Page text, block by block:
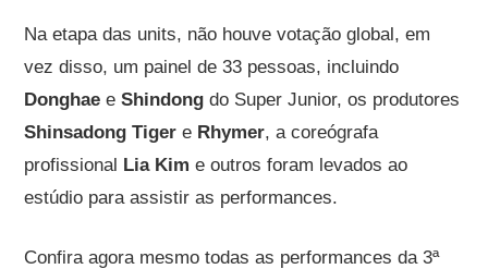
Na etapa das units, não houve votação global, em
vez disso, um painel de 33 pessoas, incluindo
Donghae eShindong do Super Junior, os produtores
Shinsadong Tiger e Rhymer, a coreógrafa
profissional Lia Kim e outros foram levados ao
estúdio para assistir as performances.
Confira agora mesmo todas as performances da 3ª